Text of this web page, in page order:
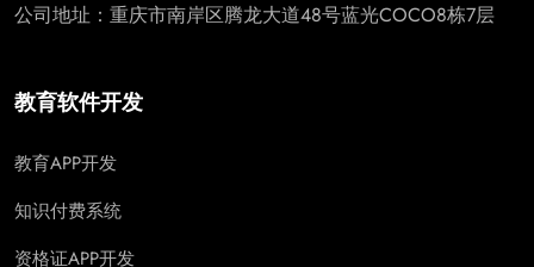
公司地址：重庆市南岸区腾龙大道48号蓝光COCO8栋7层
教育软件开发
教育APP开发
知识付费系统
资格证APP开发